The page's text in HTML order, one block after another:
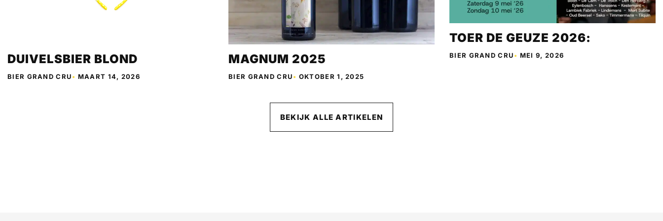
DUIVELSBIER BLOND
BIER GRAND CRU• MAART 14, 2026
MAGNUM 2025
BIER GRAND CRU• OKTOBER 1, 2025
TOER DE GEUZE 2026:
BIER GRAND CRU• MEI 9, 2026
BEKIJK ALLE ARTIKELEN